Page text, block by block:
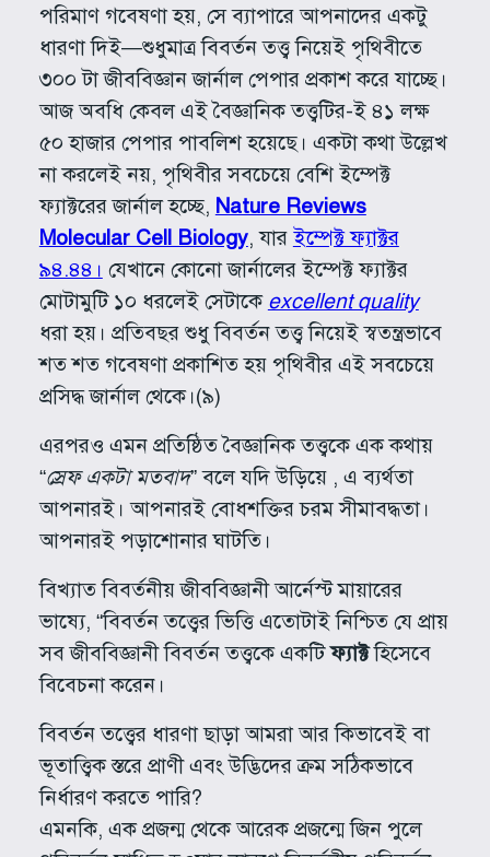
পরিমাণ গবেষণা হয়, সে ব্যাপারে আপনাদের একটু
ধারণা দিই—শুধুমাত্র বিবর্তন তত্ত্ব নিয়েই পৃথিবীতে
৩০০ টা জীববিজ্ঞান জার্নাল পেপার প্রকাশ করে যাচ্ছে।
আজ অবধি কেবল এই বৈজ্ঞানিক তত্ত্বটির-ই ৪১ লক্ষ
৫০ হাজার পেপার পাবলিশ হয়েছে। একটা কথা উল্লেখ
না করলেই নয়, পৃথিবীর সবচেয়ে বেশি ইম্পেক্ট
ফ্যাক্টরের জার্নাল হচ্ছে, Nature Reviews
Molecular Cell Biology, যার ইম্পেক্ট ফ্যাক্টর
৯৪.৪৪। যেখানে কোনো জার্নালের ইম্পেক্ট ফ্যাক্টর
মোটামুটি ১০ ধরলেই সেটাকে excellent quality
ধরা হয়। প্রতিবছর শুধু বিবর্তন তত্ত্ব নিয়েই স্বতন্ত্রভাবে
শত শত গবেষণা প্রকাশিত হয় পৃথিবীর এই সবচেয়ে
প্রসিদ্ধ জার্নাল থেকে।(৯)
এরপরও এমন প্রতিষ্ঠিত বৈজ্ঞানিক তত্ত্বকে এক কথায়
“স্রেফ একটা মতবাদ” বলে যদি উড়িয়ে , এ ব্যর্থতা
আপনারই। আপনারই বোধশক্তির চরম সীমাবদ্ধতা।
আপনারই পড়াশোনার ঘাটতি।
বিখ্যাত বিবর্তনীয় জীববিজ্ঞানী আর্নেস্ট মায়ারের
ভাষ্যে, “বিবর্তন তত্ত্বের ভিত্তি এতোটাই নিশ্চিত যে প্রায়
সব জীববিজ্ঞানী বিবর্তন তত্ত্বকে একটিফ্যাক্টহিসেবে
বিবেচনা করেন।
বিবর্তন তত্ত্বের ধারণা ছাড়া আমরা আর কিভাবেই বা
ভূতাত্ত্বিক স্তরে প্রাণী এবং উদ্ভিদের ক্রম সঠিকভাবে
নির্ধারণ করতে পারি?
এমনকি, এক প্রজন্ম থেকে আরেক প্রজন্মে জিন পুলে